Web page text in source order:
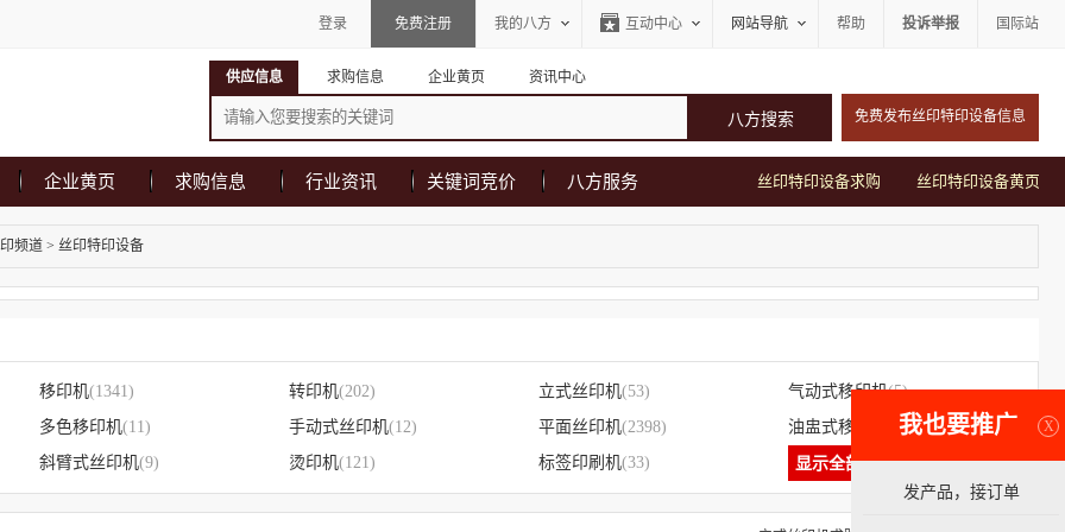
登录 免费注册 我的八方 互动中心 网站导航 帮助 投诉举报 国际站
免费发布丝印特印设备信息
供应信息 求购信息 企业黄页 资讯中心
企业黄页 求购信息 行业资讯 关键词竞价 八方服务 丝印特印设备黄页
丝印特印设备求购
频道 > 丝印特印设备
移印机(1341) 转印机(202) 立式丝印机(53) 气动式移印机(5)
多色移印机(11) 手动式丝印机(12) 平面丝印机(2398) 油盅式移印机
(4)
斜臂式丝印机(9) 烫印机(121) 标签印刷机(33) 显示全部
X
我也要推广
发产品，接订单